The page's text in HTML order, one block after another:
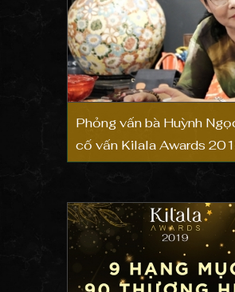
Phỏng vấn bà Huỳnh
cố vấn Kilala Awards